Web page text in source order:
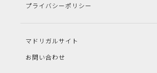
プライバシーポリシー
マドリガルサイト
お問い合わせ